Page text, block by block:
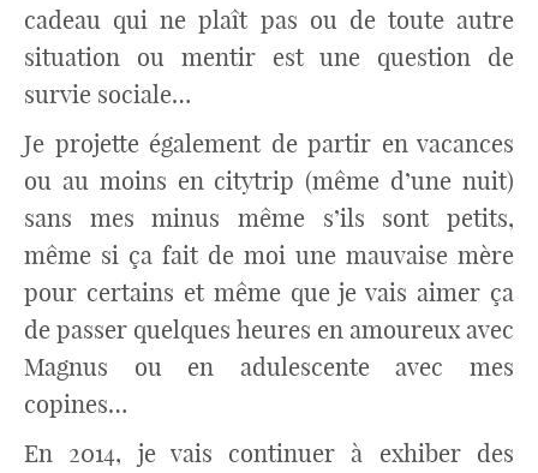
cadeau qui ne plaît pas ou de toute autre
situation ou mentir est une question de
survie sociale…
Je projette également de partir en vacances
ou au moins en citytrip (même d’une nuit)
sans mes minus même s’ils sont petits,
même si ça fait de moi une mauvaise mère
pour certains et même que je vais aimer ça
de passer quelques heures en amoureux avec
Magnus ou en adulescente avec mes
copines…
En 2014, je vais continuer à exhiber des